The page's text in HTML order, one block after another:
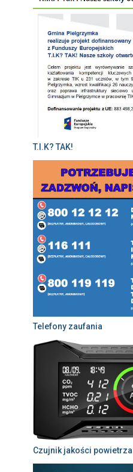
T.I.K? TAK!
Telefony zaufania
Czujnik jakości powietrza